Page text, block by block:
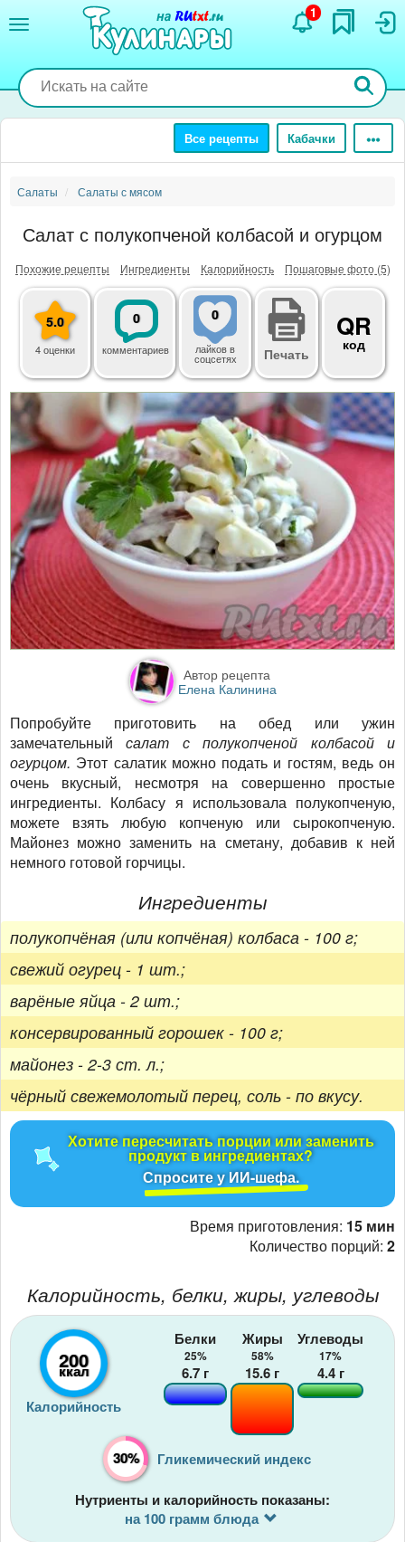
содержанию
1
Все рецепты Кабачки
Салаты Салаты с мясом
Салат с полукопченой колбасой и огурцом
Похожие рецепты Ингредиенты Калорийность Пошаговые фото (5)
5.0
4 оценки
0
комментариев
0
лайковв
соцсетях Печать
QR
код
Автор рецепта
Елена Калинина
Попробуйте приготовить на обед или ужин
замечательныйсалат с полукопченой колбасой и
огурцом. Этот салатик можно подать и гостям, ведь он
очень вкусный, несмотря на совершенно простые
ингредиенты. Колбасу я использовала полукопченую,
можете взять любую копченую или сырокопченую.
Майонез можно заменить на сметану, добавив к ней
немного готовой горчицы.
Ингредиенты
полукопчёная (или копчёная) колбаса - 100 г;
свежий огурец - 1 шт.;
варёные яйца - 2 шт.;
консервированный горошек - 100 г;
майонез - 2-3 ст. л.;
чёрный свежемолотый перец, соль - по вкусу.
Хотите пересчитать порции или заменить
продукт в ингредиентах?
Спросите у ИИ-шефа.
Время приготовления: 15 мин
Количество порций: 2
Калорийность, белки, жиры, углеводы
200
ккал
Калорийность
Белки
25%
6.7 г
Жиры
58%
15.6 г
Углеводы
17%
4.4г
30% Гликемический индекс
Нутриенты и калорийность показаны:
на 100 грамм блюда